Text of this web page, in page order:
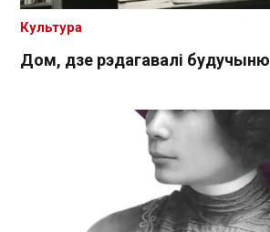
Дом, дзе рэдагавалі будучыню
Культура